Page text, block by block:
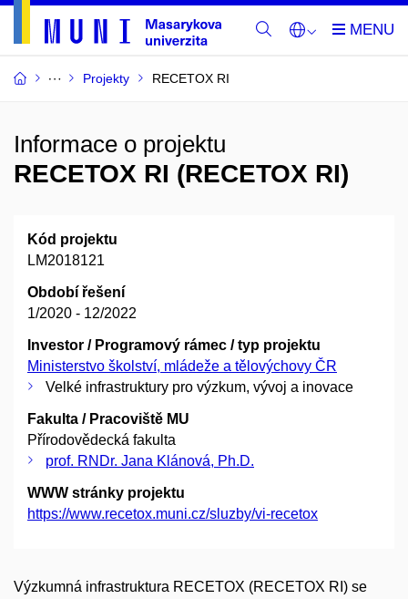
Projekty RECETOX RI
Informace o projektu
RECETOX RI (RECETOX RI)
Kód projektu
LM2018121
Období řešení
1/2020 - 12/2022
Investor / Programový rámec / typ projektu
Ministerstvo školství, mládeže a tělovýchovy ČR
Velké infrastruktury pro výzkum, vývoj a inovace
Fakulta / Pracoviště MU
Přírodovědecká fakulta
prof. RNDr. Jana Klánová, Ph.D.
WWW stránky projektu
https://www.recetox.muni.cz/sluzby/vi-recetox
Výzkumná infrastruktura RECETOX (RECETOX RI) se